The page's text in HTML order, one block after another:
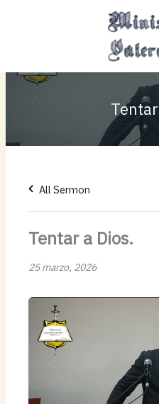
All Sermon
Tentar a Dios.
25 marzo, 2026